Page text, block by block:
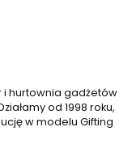
hurtownia gadżetów
od 1998 roku,
w modelu Gifting